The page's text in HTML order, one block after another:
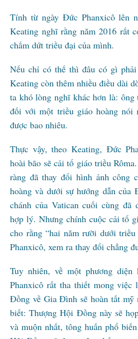
Tính từ ngày Đức Phanxicô lên
Keating nghĩ rằng năm 2016 rất
chấm dứt triều đại của mình.
Nếu chỉ có thế thì đâu có gì
Keating còn thêm nhiều điều dài
ta khó lòng nghĩ khác hơn là: ông
đối với một triều giáo hoàng nói
được bao nhiêu.
Thực vậy, theo Keating, Đức
hoài bão sẽ cải tổ giáo triều
ràng đã thay đổi hình ảnh công
hoàng và dưới sự hướng dẫn
chánh của Vatican cuối cùng đã
hợp lý. Nhưng chính cuộc cải tổ
cho rằng “hai năm rưỡi dưới
Phanxicô, xem ra thay đổi chẳng
Tuy nhiên, về một phương
Phanxicô rất tha thiết mong việc
Đồng về Gia Đình sẽ hoàn tất mỹ
biết: Thượng Hội Đồng này sẽ
và muộn nhất, tông huấn phổ